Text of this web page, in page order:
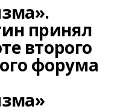
принял
второго
форума